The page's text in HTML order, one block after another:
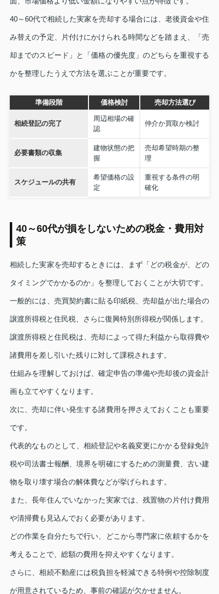
40～60代で相続した実家を売却する場合には、老後資金や住
み替えの予定、片付けにかけられる時間などを踏まえ、「売
却までのスピード」と「価格の優先度」のどちらを重視する
かを整理したうえで方法を選ぶことが重要です。
準備段階 価格検討 売却方法選び
相続登記の完了
周辺相場の確
認
仲介か買取か検討
必要書類の収集
建物状態の把
握
売却希望時期の整
理
スケジュールの共有
希望価格の設
定
重視する条件の明
確化
40～60代が損をしないための税金・費用対
策
相続した実家を売却するときには、まず「どの税金が、どの
タイミングでかかるのか」を整理しておくことが大切です。
一般的には、売買契約書に貼る印紙税、売却益が出た場合の
譲渡所得税と住民税、さらに復興特別所得税が関係します。
譲渡所得税と住民税は、売却によって得た利益から取得費や
諸費用を差し引いた残りに対して課税されます。
仕組みを理解しておけば、確定申告の準備や売却後の資金計
画も立てやすくなります。
次に、売却に伴い発生する諸費用を押さえておくことも重要
です。
代表的なものとして、相続登記や名義変更にかかる登録免許
税や司法書士報酬、境界を明確にするための測量費、古い建
物を取り壊す場合の解体費などが挙げられます。
また、長年住んでいなかった実家では、残置物の片付け費用
や清掃費も見込んでおく必要があります。
どの作業を自分たちで行い、どこから専門家に依頼するかを
考えることで、総額の費用を抑えやすくなります。
さらに、相続不動産には税負担を軽減できる特例や控除制度
が用意されているため、事前の確認が欠かせません。